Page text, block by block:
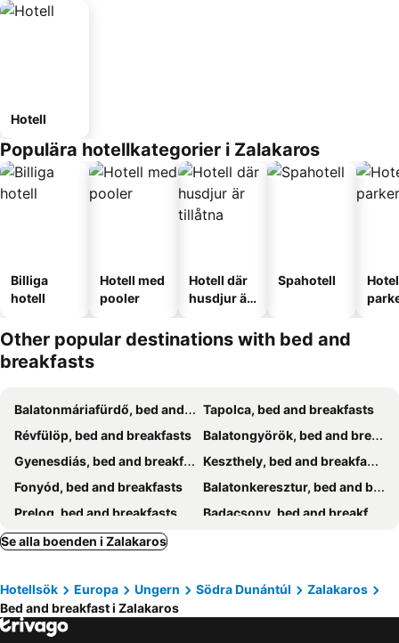
Hotell
Populära hotellkategorier i Zalakaros
Billiga
hotell
Hotell med
pooler
Hotell där
husdjur är
Spahotell
Other popular destinations with bed and
breakfasts
Balatonmáriafürdő, bed and breakfasts
Tapolca, bed and breakfasts
Révfülöp, bed and breakfasts
Balatongyörök, bed and breakfasts
Gyenesdiás, bed and breakfasts
Keszthely, bed and breakfasts
Fonyód, bed and breakfasts
Balatonkeresztur, bed and breakfasts
Prelog, bed and breakfasts
Badacsony, bed and breakfasts
Hévíz, bed and breakfasts
Letenye, bed and breakfasts
Badacsonytomaj, bed and breakfasts
Zalacsány, bed and breakfasts
Balatonberény, bed and breakfasts
Se alla boenden i Zalakaros
Hotellsök Europa Ungern Södra Dunántúl
Zalakaros
Bed and breakfast i Zalakaros